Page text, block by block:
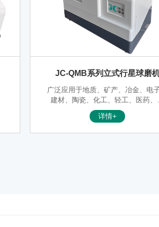
JC-QMB系列立式行星球磨
广泛应用于地质、矿产、冶金、电子
建材、陶瓷、化工、轻工、医药、
容、环保等部门。可以根据工艺要求
定转速、正反转交替时间、和总的研
详情+